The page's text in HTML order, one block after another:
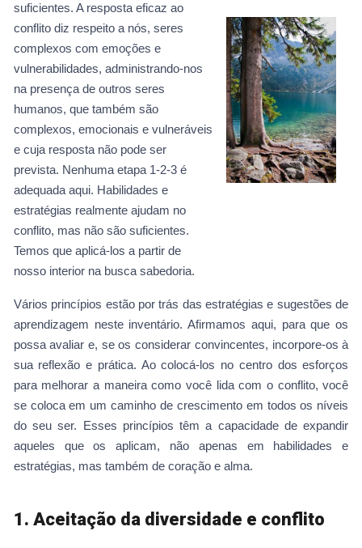
suficientes. A resposta eficaz ao
conflito diz respeito a nós, seres
complexos com emoções e
vulnerabilidades, administrando-nos
na presença de outros seres
humanos, que também são
complexos, emocionais e vulneráveis
e cuja resposta não pode ser
prevista. Nenhuma etapa 1-2-3 é
adequada aqui. Habilidades e
estratégias realmente ajudam no
conflito, mas não são suficientes.
Temos que aplicá-los a partir de
nosso interior na busca sabedoria.
Vários princípios estão por trás das estratégias e sugestões de
aprendizagem neste inventário. Afirmamos aqui, para que os
possa avaliar e, se os considerar convincentes, incorpore-os à
sua reflexão e prática. Ao colocá-los no centro dos esforços
para melhorar a maneira como você lida com o conflito, você
se coloca em um caminho de crescimento em todos os níveis
do seu ser. Esses princípios têm a capacidade de expandir
aqueles que os aplicam, não apenas em habilidades e
estratégias, mas também de coração e alma.
1. Aceitação da diversidade e conflito